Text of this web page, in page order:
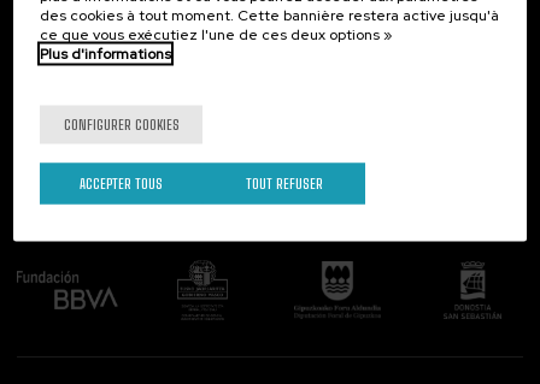
Contactez-nous!
Suivez-nous
des cookies à tout moment. Cette bannière restera active jusqu'à
ce que vous exécutiez l'une de ces deux options »
Plus d'informations
CONFIGURER COOKIES
TOUT REFUSER
ACCEPTER TOUS